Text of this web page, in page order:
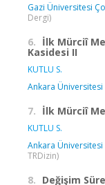
Gazi Üniversitesi
Dergi)
6. İlk Mürciî
Kasidesi II
KUTLU S.
Ankara Üniversitesi
7. İlk Mürciî
KUTLU S.
Ankara
TRDizin)
8. Değişim